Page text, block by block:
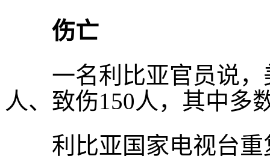
伤亡
一名利比亚官员说，
人、致伤150人，其中多
利比亚国家电视台重